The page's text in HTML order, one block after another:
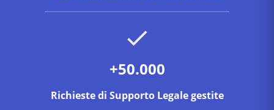
+50.000
Richieste di Supporto Legale gestite